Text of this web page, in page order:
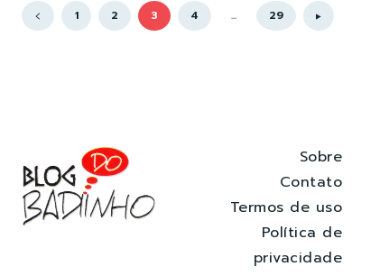
1 2 3 4 ... 29
Sobre
Contato
Termos de uso
Política de
privacidade